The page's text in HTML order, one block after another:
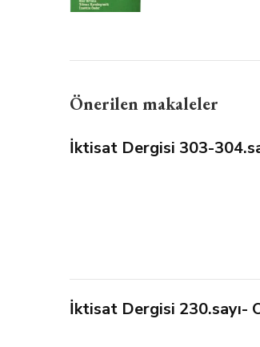
Önerilen makaleler
İktisat Dergisi 303-
İktisat Dergisi 230.sayı-